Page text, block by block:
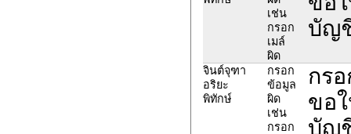
เช่น
กรอก
เมล์
ผิด
บัญ
จินต์จุฑา
อริยะ
พิทักษ์
กรอก
ข้อมูล
ผิด
เช่น
กรอก
กร
ขอ
บัญ